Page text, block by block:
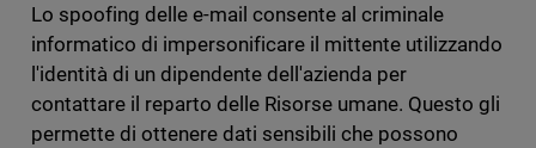
Lo spoofing delle e-mail consente al criminale
informatico di impersonificare il mittente utilizzando
l'identità di un dipendente dell'azienda per
contattare il reparto delle Risorse umane. Questo gli
permette di ottenere dati sensibili che possono